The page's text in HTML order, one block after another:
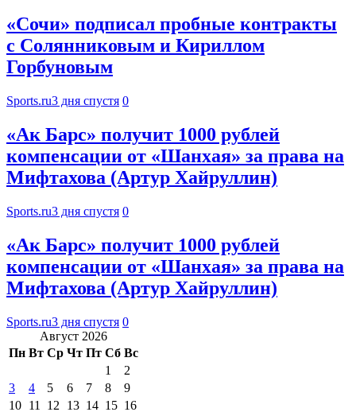
«Сочи» подписал пробные контракты
с Солянниковым и Кириллом
Горбуновым
Sports.ru3 дня спустя 0
«Ак Барс» получит 1000 рублей
компенсации от «Шанхая» за права на
Мифтахова (Артур Хайруллин)
Sports.ru3 дня спустя 0
«Ак Барс» получит 1000 рублей
компенсации от «Шанхая» за права на
Мифтахова (Артур Хайруллин)
Sports.ru3 дня спустя 0
Август 2026
Пн Вт Ср Чт Пт Сб Вс
1
2
3
4 5 6 7 8
9
10 11 12 13 14 15 16